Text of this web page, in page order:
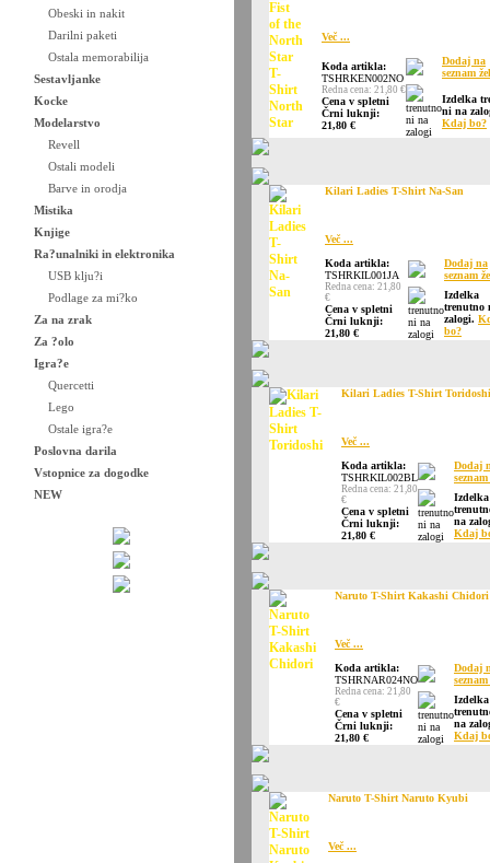
Obeski in nakit
Darilni paketi
Ostala memorabilija
Sestavljanke
Kocke
Modelarstvo
Revell
Ostali modeli
Barve in orodja
Mistika
Knjige
Ra?unalniki in elektronika
USB klju?i
Podlage za mi?ko
Za na zrak
Za ?olo
Igra?e
Quercetti
Lego
Ostale igra?e
Poslovna darila
Vstopnice za dogodke
NEW
Več ...
Koda artikla:
TSHRKEN002NO
Redna cena: 21,80 €
Cena v spletni
Črni luknji:
21,80 €
Dodaj na
seznam
Izdelka
ni na
Kdaj bo?
Kilari Ladies T-Shirt Na-San
Več ...
Koda artikla:
TSHRKIL001JA
Redna cena: 21,80
€
Cena v spletni
Črni luknji:
21,80 €
Dodaj na
seznam
Izdelka
trenutno
zalogi.
bo?
Kilari Ladies T-Shirt Toridoshi
Več ...
Koda artikla:
TSHRKIL002BL
Redna cena: 21,80
€
Cena v spletni
Črni luknji:
21,80 €
Dodaj
Izdelka
na
Kdaj
Naruto T-Shirt Kakashi Chidori
Več ...
Koda artikla:
TSHRNAR024NO
Redna cena: 21,80
€
Cena v spletni
Črni luknji:
21,80 €
Dodaj
Izdelka
na
Kdaj
Naruto T-Shirt Naruto Kyubi
Več ...